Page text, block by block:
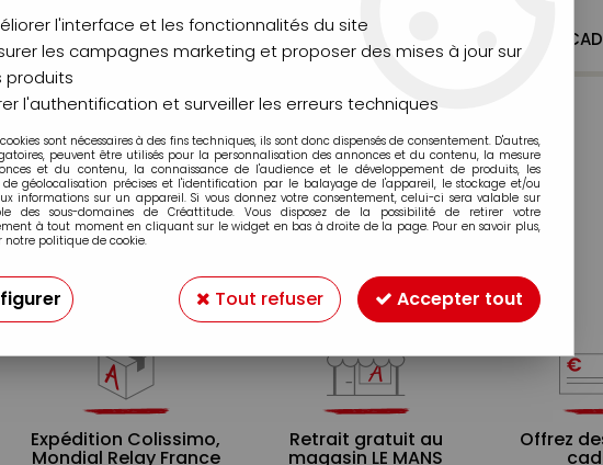
CHÂSSIS
CHEVALETS
AÉROGRAPHIE
MODÉLISME
MOULAGE
sous page 2
Expédition Colissimo,
Mondial Relay France
Retrait gratuit au
magasin LE MANS
Offrez
l'interface et les fonctionnalités du site
les campagnes marketing et proposer des mises à jour sur
produits
l'authentification et surveiller les erreurs techniques
sont nécessaires à des fins techniques, ils sont donc dispensés de consentement. D'autres,
peuvent être utilisés pour la personnalisation des annonces et du contenu, la mesure
et du contenu, la connaissance de l'audience et le développement de produits, les
de géolocalisation précises et l'identification par le balayage de l'appareil, le stockage et/ou
informations sur un appareil. Si vous donnez votre consentement, celui-ci sera valable sur
des sous-domaines de Créattitude. Vous disposez de la possibilité de retirer votre
à tout moment en cliquant sur le widget en bas à droite de la page. Pour en savoir plus,
notre politique de cookie.
Tout refuser Accepter tout